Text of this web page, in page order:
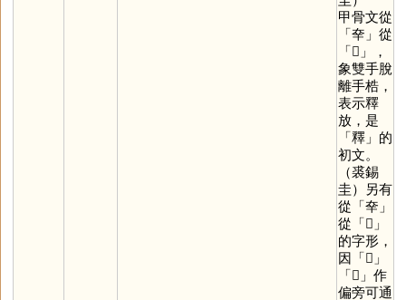
甲骨文從
「㚔 」從
「𠬜 」，
象雙手脫
離手梏，
表示釋
放，是
「釋」的
初文。
（裘錫
圭）另有
從「㚔 」
從「𠬞 」
的字形，
因「𠬞 」
「𠬜 」作
偏旁可通